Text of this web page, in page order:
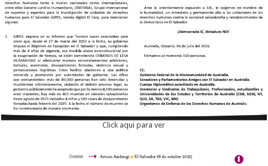
Click aqui para ver